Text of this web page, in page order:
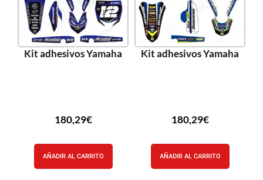
Kit adhesivos Yamaha
180,29€
AÑADIR AL CARRITO
Kit adhesivos Yamaha
180,29€
AÑADIR AL CARRITO